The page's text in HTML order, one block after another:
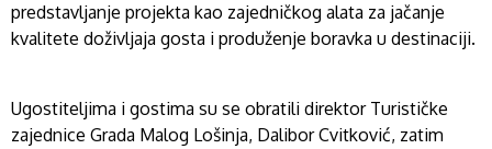
predstavljanje projekta kao zajedničkog alata za jačanje
kvalitete doživljaja gosta i produženje boravka u destinaciji.
Ugostiteljima i gostima su se obratili direktor Turističke
zajednice Grada Malog Lošinja, Dalibor Cvitković, zatim